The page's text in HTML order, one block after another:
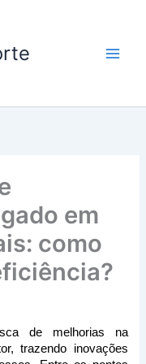
em
como
de melhorias na
trazendo inovações